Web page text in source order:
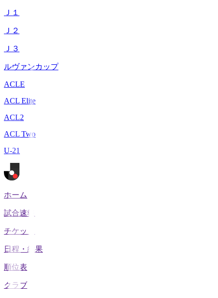
Ｊ１
Ｊ２
Ｊ３
ルヴァンカップ
ACLE
ACL Elite
ACL2
ACL Two
U-21
ホーム
試合速報
チケット
日程・結果
順位表
クラブ